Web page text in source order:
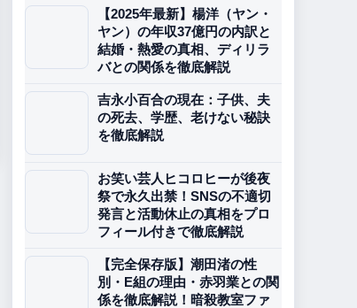
【2025年最新】楊洋（ヤン・
ヤン）の年収37億円の内訳と
結婚・熱愛の真相、ディリラ
バとの関係を徹底解説
吉永小百合の現在：子供、夫
の死去、学歴、老けない秘訣
を徹底解説
お笑い芸人ヒコロヒーが後夜
祭で永久出禁！SNSの不適切
発言と活動休止の真相をプロ
フィール付きで徹底解説
【完全保存版】潮田渚の性
別・E組の理由・赤羽業との関
係を徹底解説！暗殺教室ファ